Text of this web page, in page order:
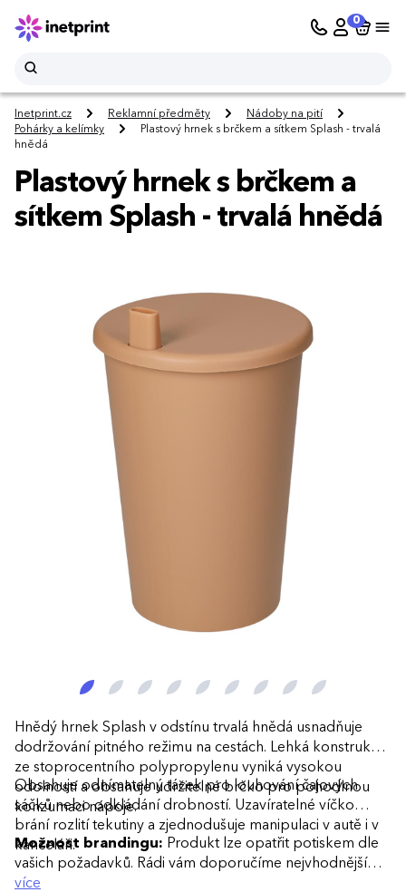
0
Inetprint.cz Reklamní předměty
Nádoby na pití
Pohárky a kelímky
Plastový hrnek s brčkem a sítkem Splash - trvalá
hnědá
Plastový hrnek s brčkem a
sítkem Splash - trvalá hnědá
Hnědý hrnek Splash v odstínu trvalá hnědá usnadňuje
dodržování pitného režimu na cestách. Lehká konstrukce
ze stoprocentního polypropylenu vyniká vysokou
odolností a obsahuje udržitelné brčko pro pohodlnou
konzumaci nápoje.
Obsahuje odnímatelný tácek pro louhování čajových
sáčků nebo odkládání drobností. Uzavíratelné víčko
brání rozlití tekutiny a zjednodušuje manipulaci v autě i v
kanceláři.
Možnost brandingu: Produkt lze opatřit potiskem dle
vašich požadavků. Rádi vám doporučíme nejvhodnější
technologii potisku s ohledem na design i váš rozpočet.
více